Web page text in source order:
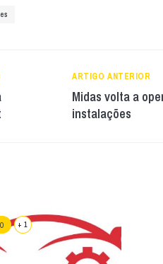
ARTIGO ANTERIOR
Midas volta a
instalações
+ 1